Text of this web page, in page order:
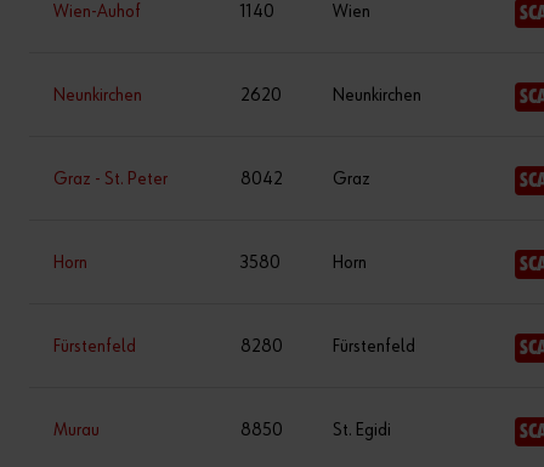
Wien-Auhof 1140 Wien
Neunkirchen 2620 Neunkirchen
Graz - St. Peter 8042 Graz
Horn 3580 Horn
Fürstenfeld 8280 Fürstenfeld
Murau 8850 St. Egidi